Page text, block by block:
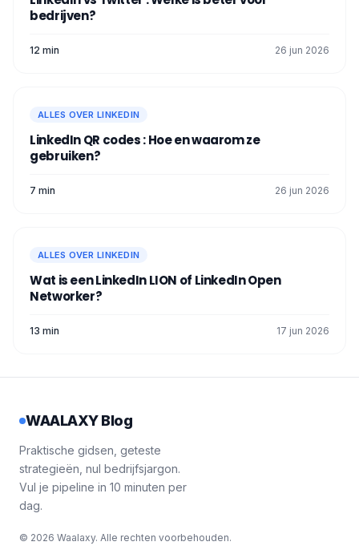
bedrijven?
12 min 26 jun 2026
ALLES OVER LINKEDIN
LinkedIn QR codes : Hoe en waarom ze
gebruiken?
7 min 26 jun 2026
ALLES OVER LINKEDIN
Wat is een LinkedIn LION of LinkedIn Open
Networker?
13 min 17 jun 2026
WAALAXY Blog
Praktische gidsen, geteste
strategieën, nul bedrijfsjargon.
Vul je pipeline in 10 minuten per
dag.
© 2026 Waalaxy. Alle rechten voorbehouden.